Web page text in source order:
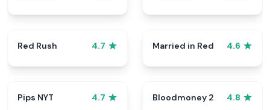
Red Rush 4.7 Married in Red 4.6
Pips NYT 4.7 Bloodmoney 2 4.8